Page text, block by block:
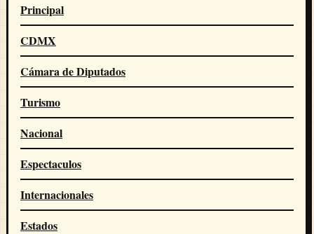
Principal
CDMX
Cámara de Diputados
Turismo
Nacional
Espectaculos
Internacionales
Estados